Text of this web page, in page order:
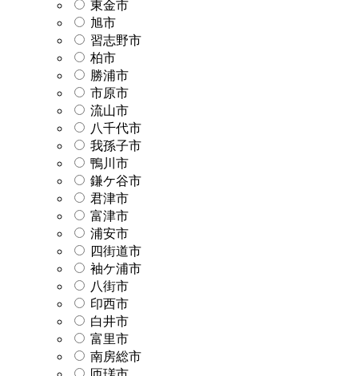
東金市
旭市
習志野市
柏市
勝浦市
市原市
流山市
八千代市
我孫子市
鴨川市
鎌ケ谷市
君津市
富津市
浦安市
四街道市
袖ケ浦市
八街市
印西市
白井市
富里市
南房総市